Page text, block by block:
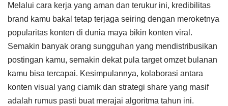
Melalui cara kerja yang aman dan terukur ini, kredibilitas
brand kamu bakal tetap terjaga seiring dengan meroketnya
popularitas konten di dunia maya bikin konten viral.
Semakin banyak orang sungguhan yang mendistribusikan
postingan kamu, semakin dekat pula target omzet bulanan
kamu bisa tercapai. Kesimpulannya, kolaborasi antara
konten visual yang ciamik dan strategi share yang masif
adalah rumus pasti buat merajai algoritma tahun ini.